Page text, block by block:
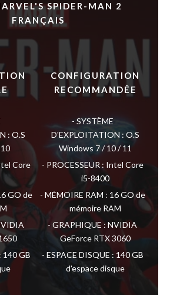
SPIDER-MAN 2
FRANÇAIS
: O.S
Core
GO de
140 GB
CONFIGURATION
RECOMMANDÉE
SYSTÈME
D'EXPLOITATION : O.S
Windows 7 / 10 / 11
PROCESSEUR : Intel Core
i5-8400
MÉMOIRE RAM : 16 GO de
mémoire RAM
GRAPHIQUE : NVIDIA
GeForce RTX 3060
ESPACE DISQUE : 140 GB
d'espace disque